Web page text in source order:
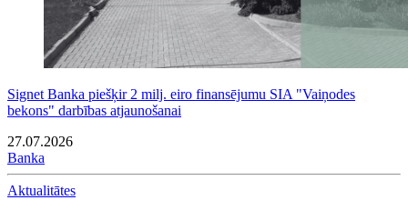
Signet Banka piešķir 2 milj. eiro finansējumu SIA "Vaiņodes
bekons" darbības atjaunošanai
27.07.2026
Banka
Aktualitātes